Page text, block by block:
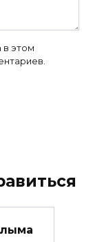
в этом